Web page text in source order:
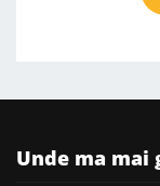
Unde ma mai